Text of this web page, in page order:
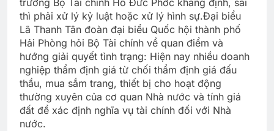
thì phải xử lý kỷ luật hoặc xử lý hình sự.Đại biểu
Lã Thanh Tân đoàn đại biểu Quốc hội thành phố
Hải Phòng hỏi Bộ Tài chính về quan điểm và
hướng giải quyết tình trạng: Hiện nay nhiều doanh
nghiệp thẩm định giá từ chối thẩm định giá đấu
thầu, mua sắm trang, thiết bị cho hoạt động
thường xuyên của cơ quan Nhà nước và tính giá
đất để xác định nghĩa vụ tài chính đối với Nhà
nước.